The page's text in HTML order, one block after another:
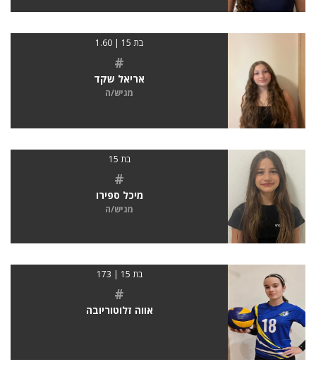
בת 15 | 1.60
#
אריאל שקד
מגיש/ה
בת 15
#
מיכל ספירו
מגיש/ה
בת 15 | 173
#
אווה זלוטוריובה